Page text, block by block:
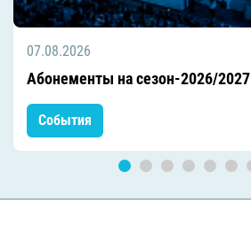
07.08.2026
Абонементы на сезон-2026/2027
События